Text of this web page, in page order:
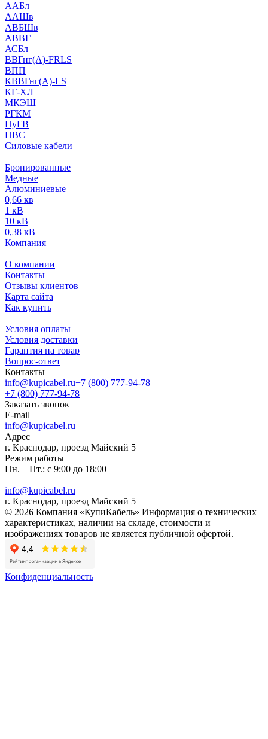
ААБл
ААШв
АВБШв
АВВГ
АСБл
ВВГнг(А)-FRLS
ВПП
КВВГнг(А)-LS
КГ-ХЛ
МКЭШ
РГКМ
ПуГВ
ПВС
Силовые кабели
Бронированные
Медные
Алюминиевые
0,66 кв
1 кВ
10 кВ
0,38 кВ
Компания
О компании
Контакты
Отзывы клиентов
Карта сайта
Как купить
Условия оплаты
Условия доставки
Гарантия на товар
Вопрос-ответ
Контакты
info@kupicabel.ru+7 (800) 777-94-78
+7 (800) 777-94-78
Заказать звонок
E-mail
info@kupicabel.ru
Адрес
г. Краснодар, проезд Майский 5
Режим работы
Пн. – Пт.: с 9:00 до 18:00
info@kupicabel.ru
г. Краснодар, проезд Майский 5
© 2026 Компания «КупиКабель» Информация о технических
характеристиках, наличии на складе, стоимости и
изображениях товаров не является публичной офертой.
Конфиденциальность